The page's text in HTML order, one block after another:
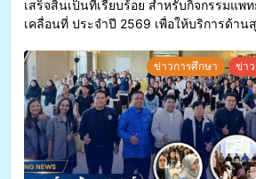
เสร็จสิ้นเป็นที่เรียบร้อย สำหรับกิจกรรมแพท
เคลื่อนที่ ประจำปี 2569 เพื่อให้บริการด้าน
ข่าวการศึกษา ข่า